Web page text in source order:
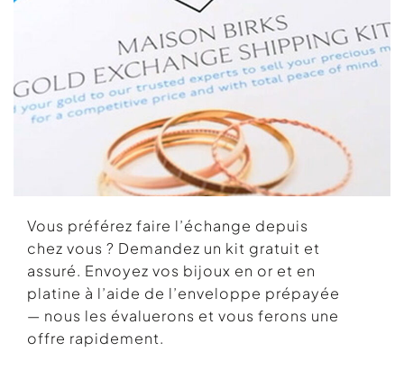
Vous préférez faire l’échange depuis
chez vous ? Demandez un kit gratuit et
assuré. Envoyez vos bijoux en or et en
platine à l’aide de l’enveloppe prépayée
— nous les évaluerons et vous ferons une
offre rapidement.